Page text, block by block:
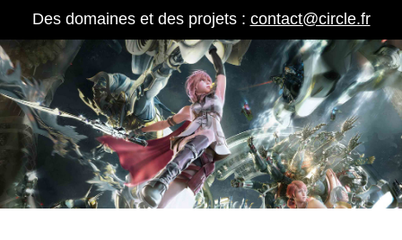
Des domaines et des projets : contact@circle.fr